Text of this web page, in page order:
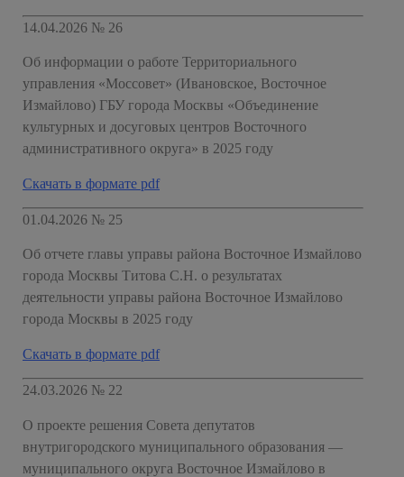
14.04.2026 № 26
Об информации о работе Территориального
управления «Моссовет» (Ивановское, Восточное
Измайлово) ГБУ города Москвы «Объединение
культурных и досуговых центров Восточного
административного округа» в 2025 году
Скачать в формате pdf
01.04.2026 № 25
Об отчете главы управы района Восточное Измайлово
города Москвы Титова С.Н. о результатах
деятельности управы района Восточное Измайлово
города Москвы в 2025 году
Скачать в формате pdf
24.03.2026 № 22
О проекте решения Совета депутатов
внутригородского муниципального образования —
муниципального округа Восточное Измайлово в